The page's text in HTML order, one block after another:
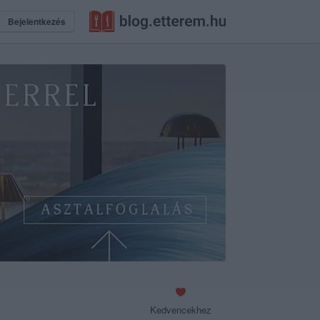
Bejelentkezés
Kedvencekhez